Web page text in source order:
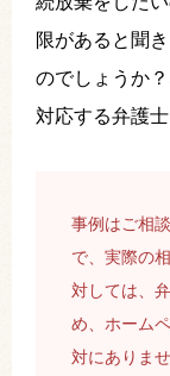
限があると聞
のでしょうか
対応する弁護
事例はご相
で、実際の
対しては、
め、ホーム
対にありま